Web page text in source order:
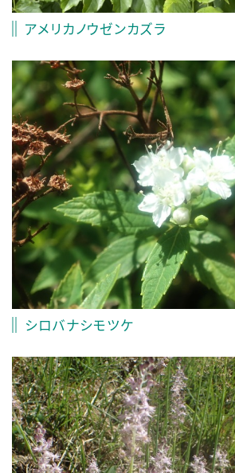
アメリカノウゼンカズラ
シロバナシモツケ